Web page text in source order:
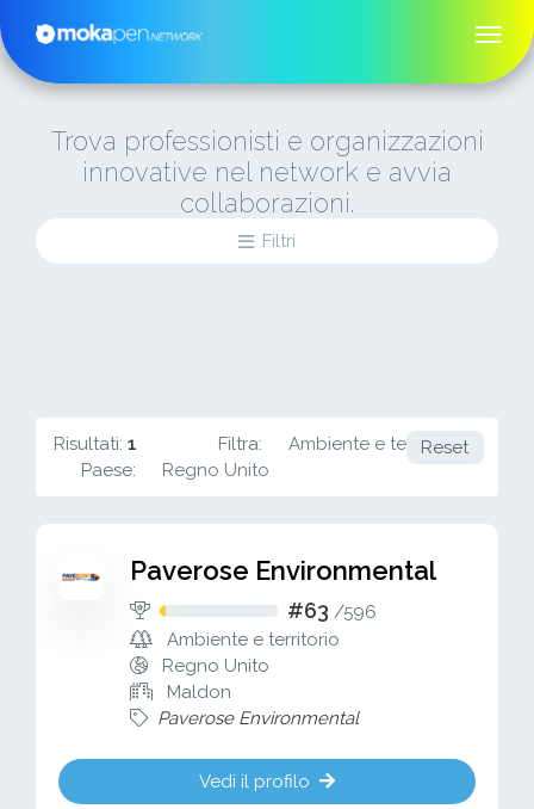
Trova professionisti e organizzazioni
innovative nel network e avvia
collaborazioni.
Filtri
Risultati: 1 Filtra:
Ambiente e territorio
Paese:
Regno Unito
Reset
Paverose Environmental
#63 /596
Ambiente e territorio
Regno Unito
Maldon
Paverose Environmental
Vedi il profilo